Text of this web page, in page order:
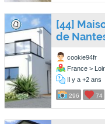
[44]
de
cookie94fr
France >
Il y a +2 ans
296 74